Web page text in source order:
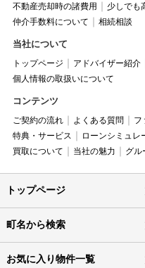
不動産売却時の諸費用
少しでも
仲介手数料について
相続相談
当社について
トップページ アドバイザー紹介
個人情報の取扱いについて
コンテンツ
ご契約の流れ よくある質問
フ
特典・サービス
ローンシミュレ
買取について
当社の魅力 グル
トップページ
町名から検索
お気に入り物件一覧